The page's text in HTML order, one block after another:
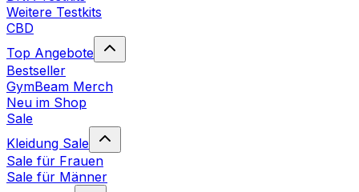
Weitere Testkits
CBD
Top Angebote
Bestseller
GymBeam Merch
Neu im Shop
Sale
Kleidung Sale
Sale für Frauen
Sale für Männer